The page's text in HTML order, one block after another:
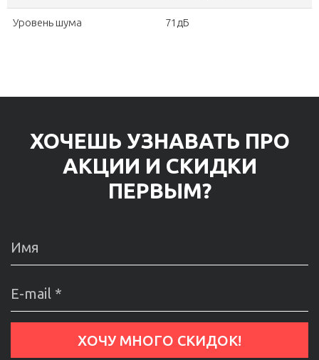
Уровень шума 71дБ
ХОЧЕШЬ УЗНАВАТЬ ПРО
АКЦИИ И СКИДКИ
ПЕРВЫМ?